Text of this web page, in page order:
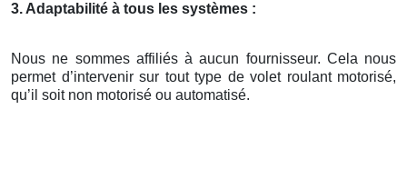
3. Adaptabilité à tous les systèmes :
Nous ne sommes affiliés à aucun fournisseur. Cela nous
permet d’intervenir sur tout type de volet roulant motorisé,
qu’il soit non motorisé ou automatisé.